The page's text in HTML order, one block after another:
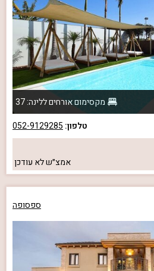
מקסימום אורחים ללינה: 37
טלפון: 052-9129285
אמצ״שלא עודכן
ספסופה